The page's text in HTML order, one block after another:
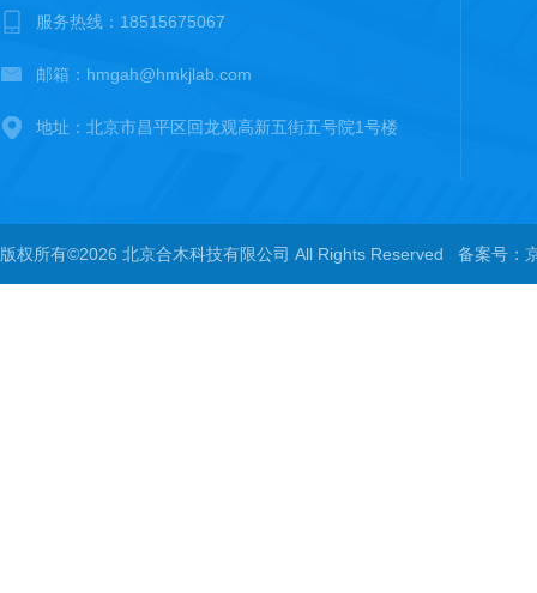
服务热线：18515675067
邮箱：hmgah@hmkjlab.com
地址：北京市昌平区回龙观高新五街五号院1号楼
版权所有©2026 北京合木科技有限公司 All Rights Reserved 备案号：